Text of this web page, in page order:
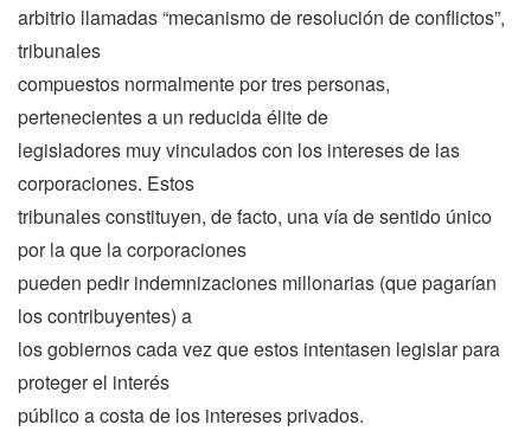
arbitrio llamadas “mecanismo de resolución de conflictos”,
tribunales
compuestos normalmente por tres personas,
pertenecientes a un reducida élite de
legisladores muy vinculados con los intereses de las
corporaciones. Estos
tribunales constituyen, de facto, una vía de sentido único
por la que la corporaciones
pueden pedir indemnizaciones millonarias (que pagarían
los contribuyentes) a
los gobiernos cada vez que estos intentasen legislar para
proteger el interés
público a costa de los intereses privados.